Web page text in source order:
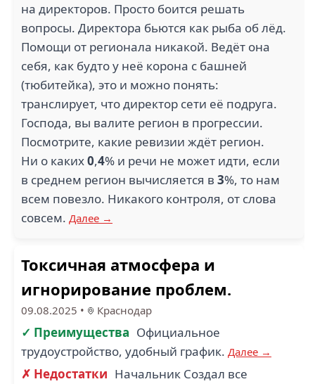
на директоров. Просто боится решать
вопросы. Директора бьются как рыба об лёд.
Помощи от регионала никакой. Ведёт она
себя, как будто у неё корона с башней
(тюбитейка), это и можно понять:
транслирует, что директор сети её подруга.
Господа, вы валите регион в прогрессии.
Посмотрите, какие ревизии ждёт регион.
Ни о каких0,4% и речи не может идти, если
в среднем регион вычисляется в 3%, то нам
всем повезло. Никакого контроля, от слова
совсем. Далее →
Токсичная атмосфера и
игнорирование проблем.
09.08.2025 • Краснодар
✓ Преимущества Официальное
трудоустройство, удобный график. Далее →
✗ Недостатки Начальник Создал все